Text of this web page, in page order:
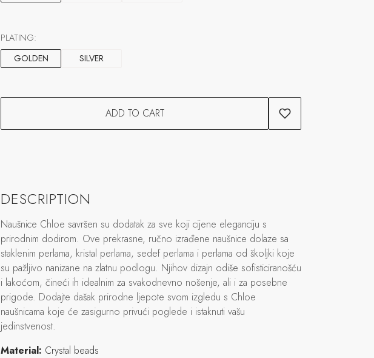
PLATING:
GOLDEN
SILVER
ADD TO CART
DESCRIPTION
Naušnice Chloe savršen su dodatak za sve koji cijene eleganciju s
prirodnim dodirom. Ove prekrasne, ručno izrađene naušnice dolaze sa
staklenim perlama, kristal perlama, sedef perlama i perlama od školjki koje
su pažljivo nanizane na zlatnu podlogu. Njihov dizajn odiše sofisticiranošću
i lakoćom, čineći ih idealnim za svakodnevno nošenje, ali i za posebne
prigode. Dodajte dašak prirodne ljepote svom izgledu s Chloe
naušnicama koje će zasigurno privući poglede i istaknuti vašu
jedinstvenost.
Material: Crystal beads